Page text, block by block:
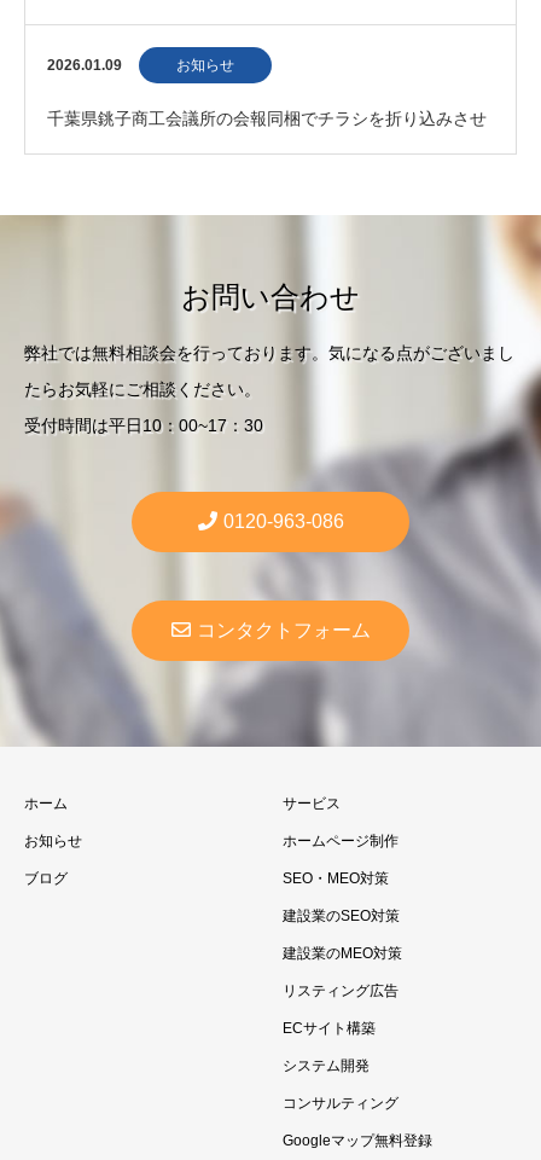
メールが使えなくなる可能性があります｜今…
2026.01.09 お知らせ
千葉県銚子商工会議所の会報同梱でチラシを折り込みさせ
お問い合わせ
弊社では無料相談会を行っております。気になる点がございまし
たらお気軽にご相談ください。
受付時間は平日10：00~17：30
0120-963-086
コンタクトフォーム
ホーム
お知らせ
ブログ
サービス
ホームページ制作
SEO・MEO対策
建設業のSEO対策
建設業のMEO対策
リスティング広告
ECサイト構築
システム開発
コンサルティング
Googleマップ無料登録